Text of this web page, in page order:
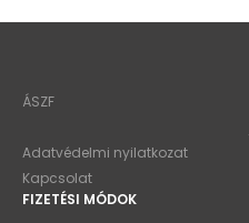
ÁSZF
Adatvédelmi nyilatkozat
Kapcsolat
FIZETÉSI MÓDOK